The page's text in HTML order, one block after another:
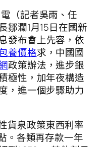
（記者吳雨、任
鄒瀾1月15日在國新
發布會上先容，依
養價格求，中國國
政策辦法，進步銀
極性，加年夜構造
，進一個步驟助力
貨泉政策東西利率
。各類再存款一年